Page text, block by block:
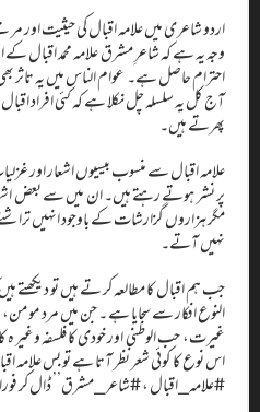
اردو شاعری میں علامہ اقبال کی حیثیت
وجہ یہ ہے کہ شاعرِ مشرق علامہ محمد اقبال
احترام حاصل ہے۔ عوام الناس میں یہ تاثر
آج کل یہ سلسلہ چل نکلا ہے کہ کئی افراد
پھرتے ہیں۔
علامہ اقبال سے منسوب بیسیوں اشعار اور
پر نشر ہوتے رہتے ہیں۔ ان میں سے بعض
مگر ہزاروں گزارشات کے باوجود انہیں
نہیں آتے۔
جب ہم اقبال کا مطالعہ کر تے ہیں تو دیکھتے
النوع افکار سے سجایا ہے ۔ جن میں مرد مو
غیرت، حب الوطنی اور خودی کا فلسفہ وغیر ہ
اس نوع کا کوئی شعر نظر آتا ہے تو بس علامہ
#علامہ_اقبال ، #شاعر_مشرق’’ ڈال کر